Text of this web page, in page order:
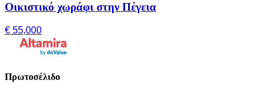
Οικιστικό χωράφι στην Πέγεια
€ 55,000
Πρωτοσέλιδο